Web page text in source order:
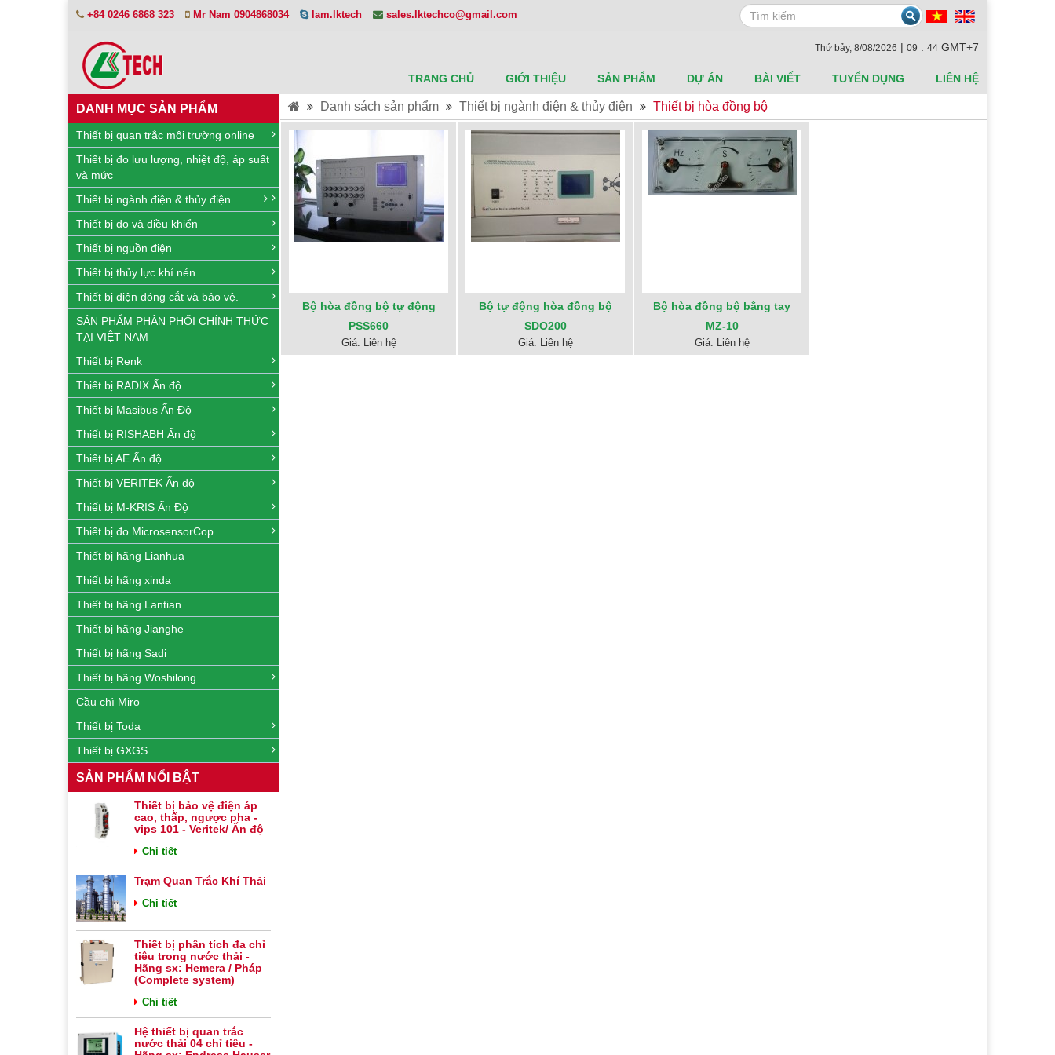
+84 0246 6868 323 Mr Nam 0904868034 lam.lktech sales.lktechco@gmail.com Search
Thứ bảy, 8/08/2026 | 09 : 44GMT+7
TRANG CHỦ GIỚI THIỆU SẢN PHẨM DỰ ÁN BÀI VIẾT TUYỂN DỤNG LIÊN HỆ
DANH MỤC SẢN PHẨM
Thiết bị quan trắc môi trường online
Thiết bị đo lưu lượng, nhiệt độ, áp suất
và mức
Thiết bị ngành điện & thủy điện
Thiết bị đo và điều khiển
Thiết bị nguồn điện
Thiết bị thủy lực khí nén
Thiết bị điện đóng cắt và bảo vệ.
SẢN PHẨM PHÂN PHỐI CHÍNH THỨC
TẠI VIỆT NAM
Thiết bị Renk
Thiết bị RADIX Ấn độ
Thiết bị Masibus Ấn Độ
Thiết bị RISHABH Ấn độ
Thiết bị AE Ấn độ
Thiết bị VERITEK Ấn độ
Thiết bị M-KRIS Ấn Độ
Thiết bị đo MicrosensorCop
Thiết bị hãng Lianhua
Thiết bị hãng xinda
Thiết bị hãng Lantian
Thiết bị hãng Jianghe
Thiết bị hãng Sadi
Thiết bị hãng Woshilong
Cầu chì Miro
Thiết bị Toda
Thiết bị GXGS
SẢN PHẨM NỔI BẬT
Thiết bị bảo vệ điện áp
cao, thấp, ngược pha -
vips 101 - Veritek/ Ấn độ
Chi tiết
Trạm Quan Trắc Khí Thải
Chi tiết
Thiết bị phân tích đa chỉ
tiêu trong nước thải -
Hãng sx: Hemera / Pháp
(Complete system)
Chi tiết
Hệ thiết bị quan trắc
nước thải 04 chỉ tiêu -
Danh sách sản phẩm Thiết bị ngành điện & thủy điện Thiết bị hòa đồng bộ
Bộ hòa đồng bộ tự động
PSS660
Giá: Liên hệ
Bộ tự động hòa đồng bộ
SDO200
Giá: Liên hệ
Bộ hòa đồng bộ bằng tay
MZ-10
Giá: Liên hệ